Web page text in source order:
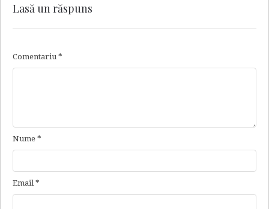
Lasă un răspuns
Comentariu *
Nume *
Email *